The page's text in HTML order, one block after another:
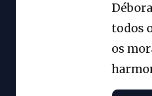
todos
os